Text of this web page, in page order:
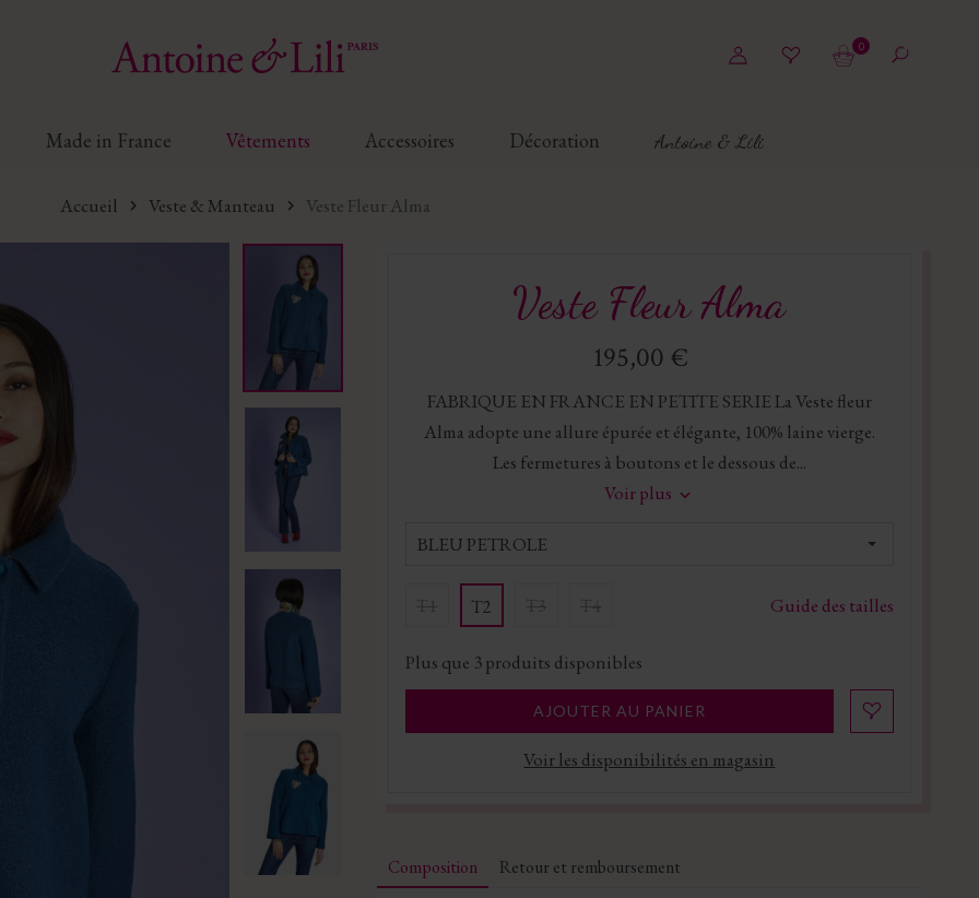
0
Made in France Vêtements Accessoires Décoration Antoine & Lili
Accueil Veste & Manteau Veste Fleur Alma
Veste Fleur Alma
195,00 €
FABRIQUE EN FRANCE EN PETITE SERIE La Veste fleur
Alma adopte une allure épurée et élégante, 100% laine vierge.
Les fermetures à boutons et le dessous de...
Voir plus
BLEU PETROLE
T2 Guide des tailles
Plus que 3produits disponibles
AJOUTER AU PANIER
Voir les disponibilités en magasin
Composition Retour et remboursement